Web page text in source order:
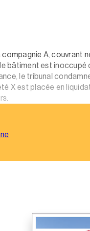
A, couvrant
bâtiment est inoccupé
le tribunal
X est placée en